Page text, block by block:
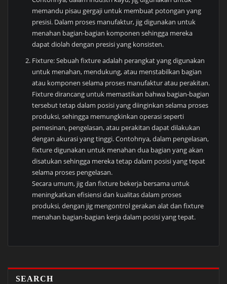
memandu pisau gergaji untuk membuat potongan yang
presisi. Dalam proses manufaktur, jig digunakan untuk
menahan bagian-bagian komponen sehingga mereka
dapat diolah dengan presisi yang konsisten.
Fixture: Sebuah fixture adalah perangkat yang digunakan
untuk menahan, mendukung, atau menstabilkan bagian
atau komponen selama proses manufaktur atau perakitan.
Fixture dirancang untuk memastikan bahwa bagian-bagian
tersebut tetap dalam posisi yang diinginkan selama proses
produksi, sehingga memungkinkan operasi seperti
pemesinan, pengelasan, atau perakitan dapat dilakukan
dengan akurasi yang tinggi. Contohnya, dalam pengelasan,
fixture digunakan untuk menahan dua bagian yang akan
disatukan sehingga mereka tetap dalam posisi yang tepat
selama proses pengelasan.
Secara umum, jig dan fixture bekerja bersama untuk
meningkatkan efisiensi dan kualitas dalam proses
produksi, dengan jig mengontrol gerakan alat dan fixture
menahan bagian-bagian kerja dalam posisi yang tepat.
SEARCH